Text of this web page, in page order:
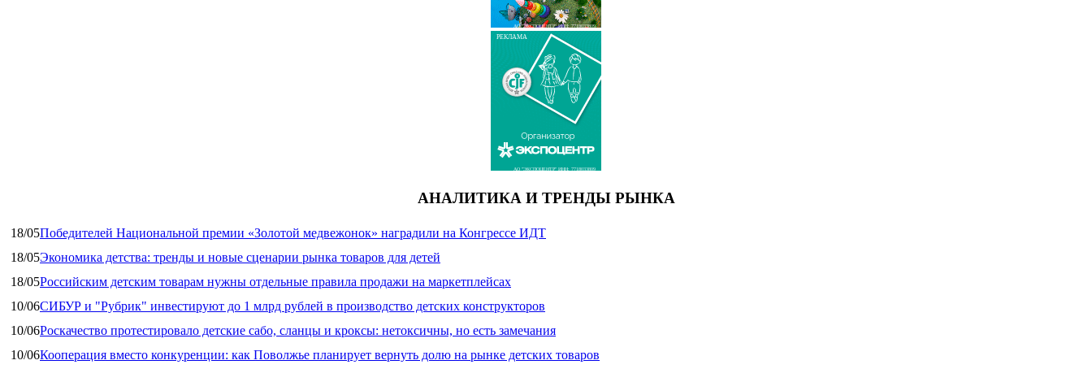
АО "ЭКСПОЦЕНТР" ИНН: 7718033809
РЕКЛАМА
АО "ЭКСПОЦЕНТР" ИНН: 7718033809
АНАЛИТИКА И ТРЕНДЫ РЫНКА
18/05Победителей Национальной премии «Золотой медвежонок» наградили на Конгрессе ИДТ
18/05Экономика детства: тренды и новые сценарии рынка товаров для детей
18/05Российским детским товарам нужны отдельные правила продажи на маркетплейсах
10/06СИБУР и "Рубрик" инвестируют до 1 млрд рублей в производство детских конструкторов
10/06Роскачество протестировало детские сабо, сланцы и кроксы: нетоксичны, но есть замечания
10/06Кооперация вместо конкуренции: как Поволжье планирует вернуть долю на рынке детских товаров